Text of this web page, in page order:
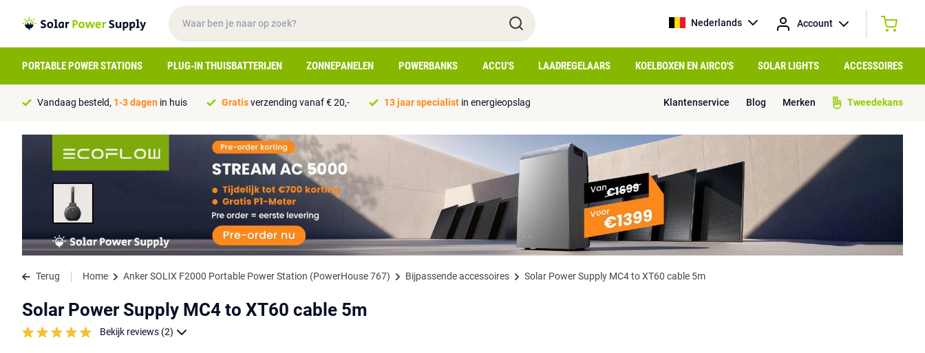
Nederlands Account
PORTABLE POWER STATIONS PLUG-IN THUISBATTERIJEN ZONNEPANELEN POWERBANKS ACCU'S LAADREGELAARS KOELBOXEN EN AIRCO'S SOLAR LIGHTS ACCESSOIRES
Vandaag besteld, 1-3 dagen in huis Gratisverzending vanaf € 20,- 13 jaar specialist in energieopslag Klantenservice Blog Merken Tweedekans
Terug Home Anker SOLIX F2000 Portable Power Station (PowerHouse 767) Bijpassende accessoires Solar Power Supply MC4 to XT60 cable 5m
Solar Power Supply MC4 to XT60 cable 5m
Bekijk reviews (2)